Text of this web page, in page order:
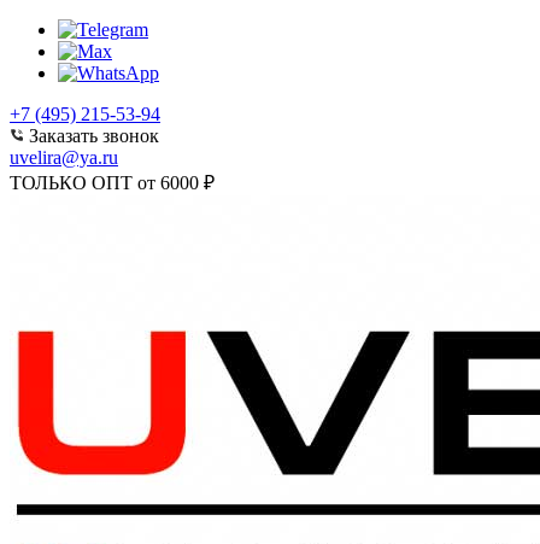
+7 (495) 215-53-94
Заказать звонок
uvelira@ya.ru
ТОЛЬКО ОПТ от 6000 ₽